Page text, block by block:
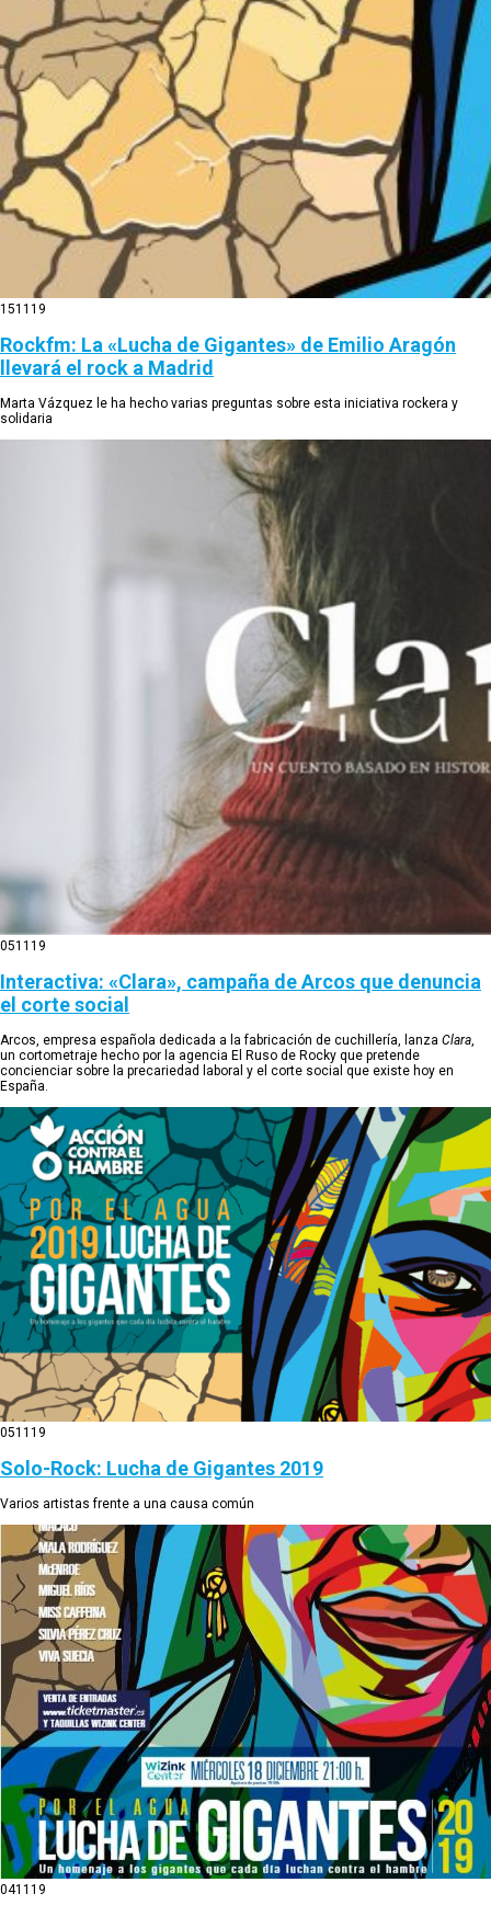
1511 19
Rockfm: La «Lucha de Gigantes» de Emilio Aragón
llevará el rock a Madrid
Marta Vázquez le ha hecho varias preguntas sobre esta iniciativa rockera y
solidaria
0511 19
Interactiva: «Clara», campaña de Arcos que denuncia
el corte social
Arcos, empresa española dedicada a la fabricación de cuchillería, lanza Clara,
un cortometraje hecho por la agencia El Ruso de Rocky que pretende
concienciar sobre la precariedad laboral y el corte social que existe hoy en
España.
0511 19
Solo-Rock: Lucha de Gigantes 2019
Varios artistas frente a una causa común
0411 19